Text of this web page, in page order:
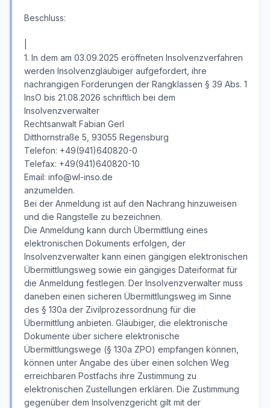
Beschluss:
1. In dem am 03.09.2025 eröffneten Insolvenzverfahren
werden Insolvenzgläubiger aufgefordert, ihre
nachrangigen Forderungen der Rangklassen § 39 Abs. 1
InsO bis 21.08.2026 schriftlich bei dem
Insolvenzverwalter
Rechtsanwalt Fabian Gerl
Ditthornstraße 5, 93055 Regensburg
Telefon: +49(941)640820-0
Telefax: +49(941)640820-10
Email: info@wl-inso.de
anzumelden.
Bei der Anmeldung ist auf den Nachrang hinzuweisen
und die Rangstelle zu bezeichnen.
Die Anmeldung kann durch Übermittlung eines
elektronischen Dokuments erfolgen, der
Insolvenzverwalter kann einen gängigen elektronischen
Übermittlungsweg sowie ein gängiges Dateiformat für
die Anmeldung festlegen. Der Insolvenzverwalter muss
daneben einen sicheren Übermittlungsweg im Sinne
des § 130a der Zivilprozessordnung für die
Übermittlung anbieten. Gläubiger, die elektronische
Dokumente über sichere elektronische
Übermittlungswege (§ 130a ZPO) empfangen können,
können unter Angabe des über einen solchen Weg
erreichbaren Postfachs ihre Zustimmung zu
elektronischen Zustellungen erklären. Die Zustimmung
gegenüber dem Insolvenzgericht gilt mit der